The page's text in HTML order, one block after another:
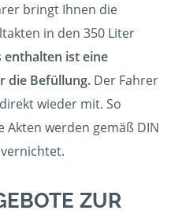
bringt Ihnen die
in den 350 Liter
enthalten ist eine
die Befüllung. Der Fahrer
wieder mit. So
Akten werden gemäß DIN
ZUR